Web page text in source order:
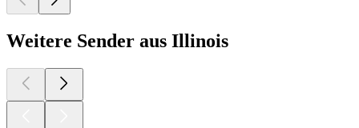
Weitere Sender aus Illinois